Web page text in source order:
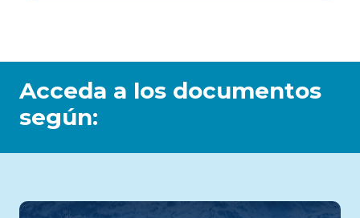
Acceda a los documentos
según:
La región relacionada: